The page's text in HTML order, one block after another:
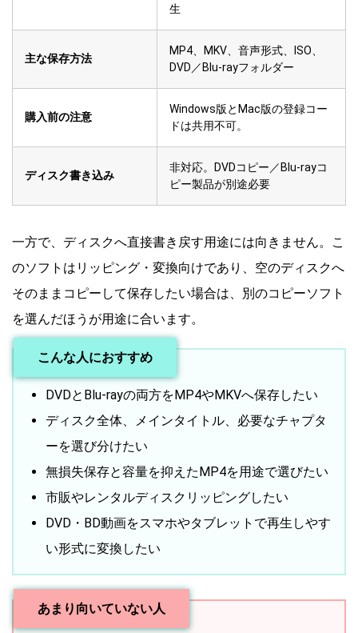
生
主な保存方法
MP4、MKV、音声形式、ISO、
DVD／Blu-rayフォルダー
購入前の注意
Windows版とMac版の登録コー
ドは共用不可。
ディスク書き込み
非対応。DVDコピー／Blu-rayコ
ピー製品が別途必要
一方で、ディスクへ直接書き戻す用途には向きません。こ
のソフトはリッピング・変換向けであり、空のディスクへ
そのままコピーして保存したい場合は、別のコピーソフト
を選んだほうが用途に合います。
こんな人におすすめ
DVDとBlu-rayの両方をMP4やMKVへ保存したい
ディスク全体、メインタイトル、必要なチャプタ
ーを選び分けたい
無損失保存と容量を抑えたMP4を用途で選びたい
市販やレンタルディスクリッピングしたい
DVD・BD動画をスマホやタブレットで再生しやす
い形式に変換したい
あまり向いていない人